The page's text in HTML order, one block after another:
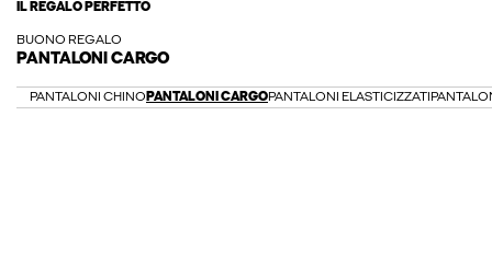
IL REGALO PERFETTO
BUONO REGALO
PANTALONI CARGO
PANTALONI CHINO PANTALONI CARGOPANTALONI ELASTICIZZATI